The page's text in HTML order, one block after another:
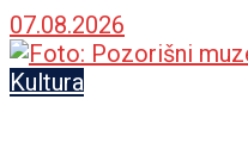
Kruševcu
07.08.2026
Kultura